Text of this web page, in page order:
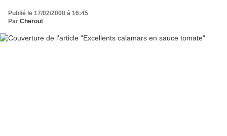
Publié le 17/02/2008 à 16:45
Par Cherout